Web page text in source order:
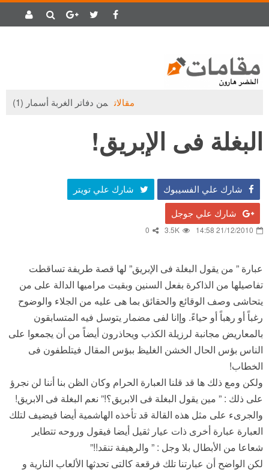
مقالات من دفاتر الغربة أسمار (1)
البغلة فى الإبريق!
شارك علي الفسيبوك شارك علي تويتر
شارك علي جوجل
21/12/2010 14:58
3.5K
0
عبارة ” من يقول البغلة فى الإبريق” لها قصة طريفة تساقطت
تفاصيلها من الذاكرة بفعل السنين وبقيت مراميها الدالة على من
يتحاشى وصف الوقائع والحقائق بما هى عليه من الجلاء والوضوح
رغباً أو رهباً أو حياءً. وإانا لفى مضمار يتوسل فيه المتسابقون
بالمعاريض مجانبة لرزيلة الكذب ويحاذرون أيضاً من أن يجمعوا على
الناس بؤس الحال الخشن الغليظ ببؤس المقال فيتلطفون فى
الخطاب!
ولكن ومع ذلك ها قد قلنا العبارة الحرام وكان الظن بنا أننا لن نجرؤ
على ذلك : ” مين يقول البغلة فى الابريق؟!” نعم البغلة فى الابريق!
والجرىء على مثل هذه القالة قد تأخذه الهاشمية أيضا فيضيف لتلك
العبارة عبارة أخرى ذات عيار ثقيل أيضا فيقول وروحه تتطاير
شعاعا من الأبطال بلا وجل : ” والرهيفة تنقد!!”
لكن الواضح أن عبارتنا تلك فرقعة كالتى تحدثها الألعاب النارية و